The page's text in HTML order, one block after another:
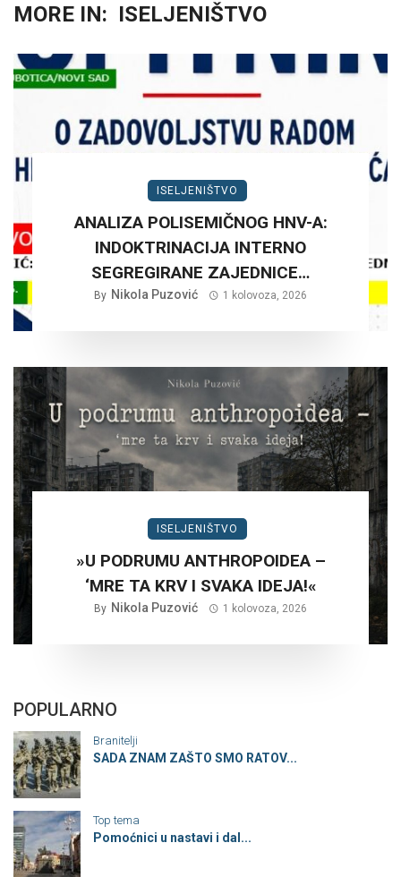
MORE IN: ISELJENIŠTVO
ISELJENIŠTVO
ANALIZA POLISEMIČNOG HNV-A:
INDOKTRINACIJA INTERNO
SEGREGIRANE ZAJEDNICE…
By Nikola Puzović 1 kolovoza, 2026
ISELJENIŠTVO
»U PODRUMU ANTHROPOIDEA –
‘MRE TA KRV I SVAKA IDEJA!«
By Nikola Puzović 1 kolovoza, 2026
POPULARNO
Branitelji
SADA ZNAM ZAŠTO SMO RATOV...
Top tema
Pomoćnici u nastavi i dal...